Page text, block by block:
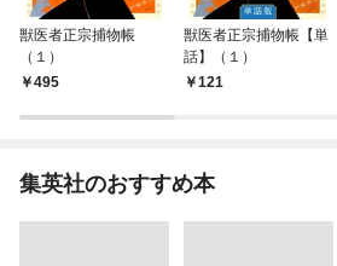
獣医者正宗捕物帳
（１）
495
獣医者正宗捕物帳【単
話】（１）
121
集英社のおすすめ本